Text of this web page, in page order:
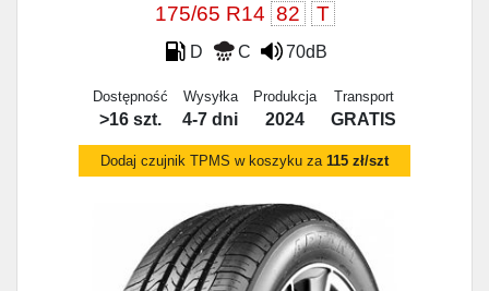
175/65 R14 82 T
D C 70dB
Dostępność
>16 szt.
Wysyłka
4-7 dni
Produkcja
2024
Transport
GRATIS
Dodaj czujnik TPMS w koszyku za 115 zł/szt